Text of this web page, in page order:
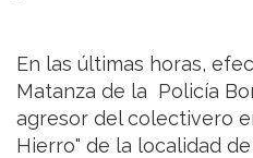
En las últimas horas,
Matanza de la Policía
agresor del colectivero
Hierro" de la localidad de